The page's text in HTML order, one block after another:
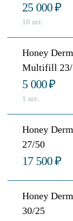
25 000₽
10 шт.
Honey
Multifill 23/
5 000₽
1 шт.
Honey
27/50
17 500₽
Honey
30/25